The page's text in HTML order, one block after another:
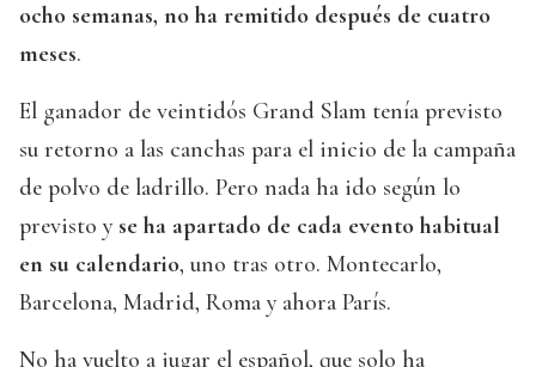
ocho semanas, no ha remitido después de cuatro
meses.
El ganador de veintidós Grand Slam tenía previsto
su retorno a las canchas para el inicio de la campaña
de polvo de ladrillo. Pero nada ha ido según lo
previsto y se ha apartado de cada evento habitual
en su calendario, uno tras otro. Montecarlo,
Barcelona, Madrid, Roma y ahora París.
No ha vuelto a jugar el español, que solo ha